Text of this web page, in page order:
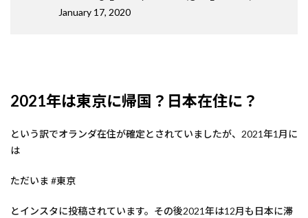
January 17, 2020
2021年は東京に帰国？日本在住に？
という訳でオランダ在住が確定とされていましたが、2021年1月に
は
ただいま #東京
とインスタに投稿されています。その後2021年は12月も日本に滞